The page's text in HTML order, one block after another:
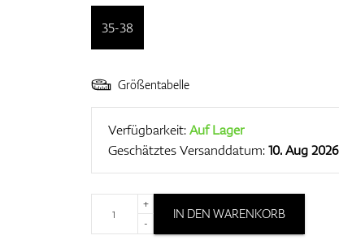
35-38
Größentabelle
Verfügbarkeit:Auf Lager
Geschätztes Versanddatum:10. Aug 2026
+
-
IN DEN WARENKORB